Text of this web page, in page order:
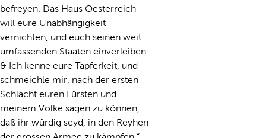
befreyen. Das Haus Oesterreich
will eure Unabhängigkeit
vernichten, und euch seinen weit
umfassenden Staaten einverleiben.
& Ich kenne eure Tapferkeit, und
schmeichle mir, nach der ersten
Schlacht euren Fürsten und
meinem Volke sagen zu können,
daß ihr würdig seyd, in den Reyhen